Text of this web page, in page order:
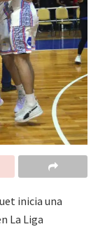
inicia una
La Liga